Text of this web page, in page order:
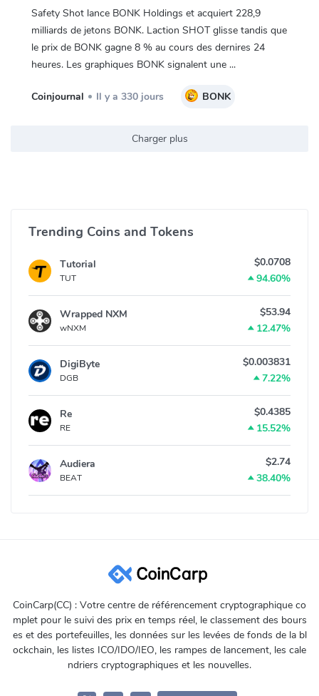
Safety Shot lance BONK Holdings et acquiert 228,9
milliards de jetons BONK. Laction SHOT glisse tandis que
le prix de BONK gagne 8 % au cours des dernires 24
heures. Les graphiques BONK signalent une ...
Coinjournal Il y a 330 jours BONK
Charger plus
Trending Coins and Tokens
Tutorial
TUT
$0.0708
94.60%
Wrapped NXM
wNXM
$53.94
12.47%
DigiByte
DGB
$0.003831
7.22%
Re
RE
$0.4385
15.52%
Audiera
BEAT
$2.74
38.40%
CoinCarp(CC) : Votre centre de référencement cryptographique co
mplet pour le suivi des prix en temps réel, le classement des bours
es et des portefeuilles, les données sur les levées de fonds de la bl
ockchain, les listes ICO/IDO/IEO, les rampes de lancement, les cale
ndriers cryptographiques et les nouvelles.